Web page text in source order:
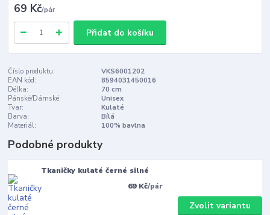
69 Kč/pár
Přidat do košíku
Číslo produktu:
VKS6001202
EAN kód:
8594031450016
Délka:
70 cm
Pánské/Dámské:
Unisex
Tvar:
Kulaté
Barva:
Bílá
Materiál:
100% bavlna
Podobné produkty
Tkaničky kulaté černé silné
69 Kč/pár
Zvolit variantu